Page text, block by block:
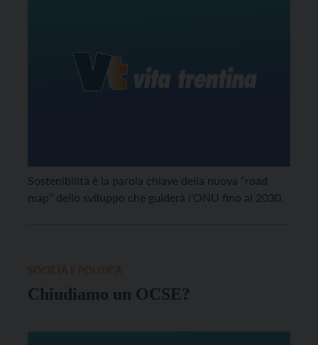
Sostenibilità è la parola chiave della nuova “road
map” dello sviluppo che guiderà l’ONU fino al 2030.
Chiudiamo un OCSE?